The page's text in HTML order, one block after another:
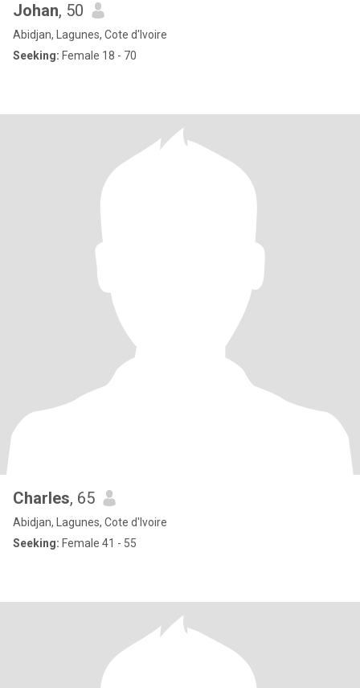
Johan, 50
Abidjan, Lagunes, Cote d'Ivoire
Seeking: Female 18 - 70
Charles, 65
Abidjan, Lagunes, Cote d'Ivoire
Seeking: Female 41 - 55